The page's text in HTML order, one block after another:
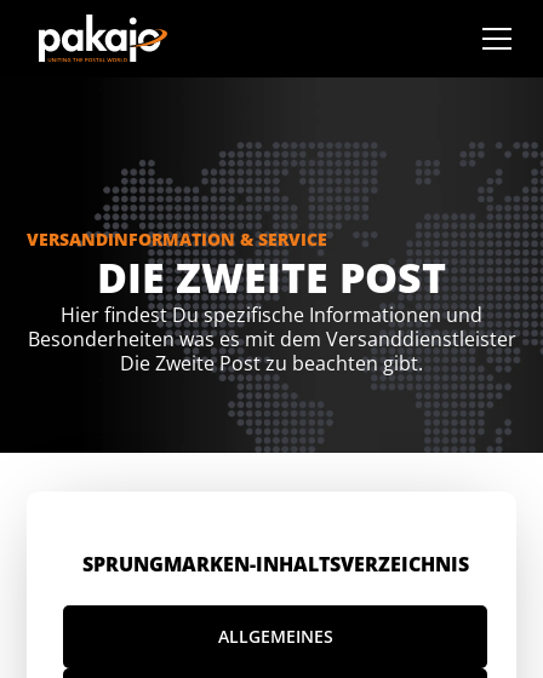
VERSANDINFORMATION & SERVICE
DIE ZWEITE POST
Hier findest Du spezifische Informationen und
Besonderheiten was es mit dem Versanddienstleister
Die Zweite Post zu beachten gibt.
SPRUNGMARKEN-INHALTSVERZEICHNIS
ALLGEMEINES